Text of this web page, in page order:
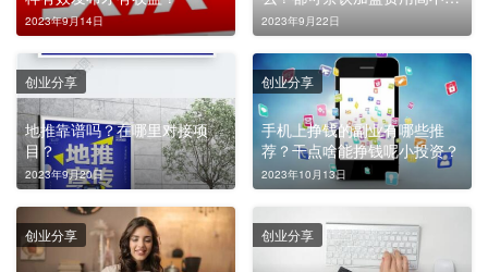
2023年9月14日
高？
2023年9月22日
地推靠谱吗？在哪里对接项
目？
2023年9月20日
创业分享
手机上挣钱的副业有哪些推
荐？干点啥能挣钱呢小投资？
2023年10月13日
创业分享
创业分享 创业分享